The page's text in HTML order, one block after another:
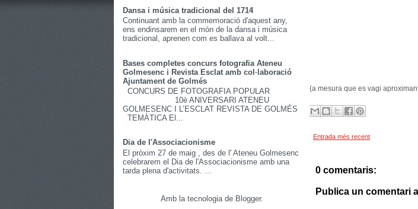
Dansa i música tradicional del 1714
Continuant amb la commemoració d'aquest any,
ens endinsarem en el món de la dansa i música
tradicional, aprenen com es ballava al volt...
Bases completes concurs fotografia Ateneu
Golmesenc i Revista Esclat amb col·laboració
Ajuntament de Golmés
CONCURS DE FOTOGRAFIA POPULAR
10è ANIVERSARI ATENEU
GOLMESENC I L’ESCLAT REVISTA DE GOLMÉS
TEMÀTICA El...
Dia de l'Associacionisme
El pròxim 27 de maig , des de l' Ateneu Golmesenc
celebrarem el Dia de l'Associacionisme amb una
tarda plena d'activitats. ...
Amb la tecnologia de Blogger.
(a mesura que es vagi
Entrada més recent
0 comentaris:
Publica un comentari